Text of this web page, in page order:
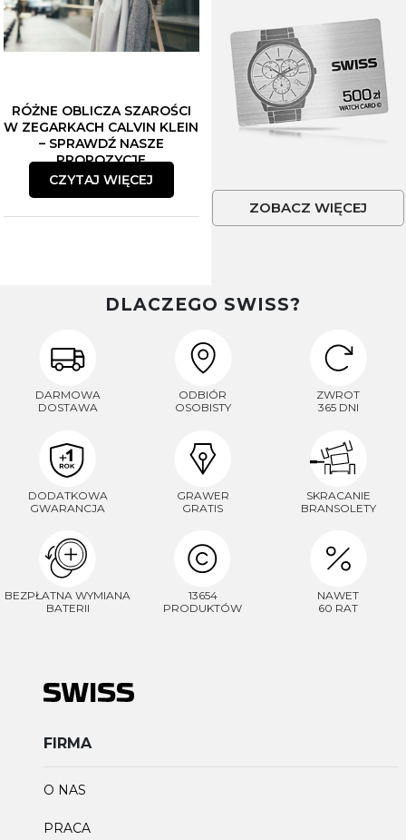
RÓŻNE OBLICZA SZAROŚCI
W ZEGARKACH CALVIN KLEIN
– SPRAWDŹ NASZE
PROPOZYCJE
CZYTAJ WIĘCEJ
ZOBACZ WIĘCEJ
DLACZEGO SWISS?
DARMOWA
DOSTAWA
ODBIÓR
OSOBISTY
ZWROT
365 DNI
DODATKOWA
GWARANCJA
GRAWER
GRATIS
SKRACANIE
BRANSOLETY
BEZPŁATNA WYMIANA
BATERII
13654
PRODUKTÓW
NAWET
60 RAT
FIRMA
O NAS
PRACA